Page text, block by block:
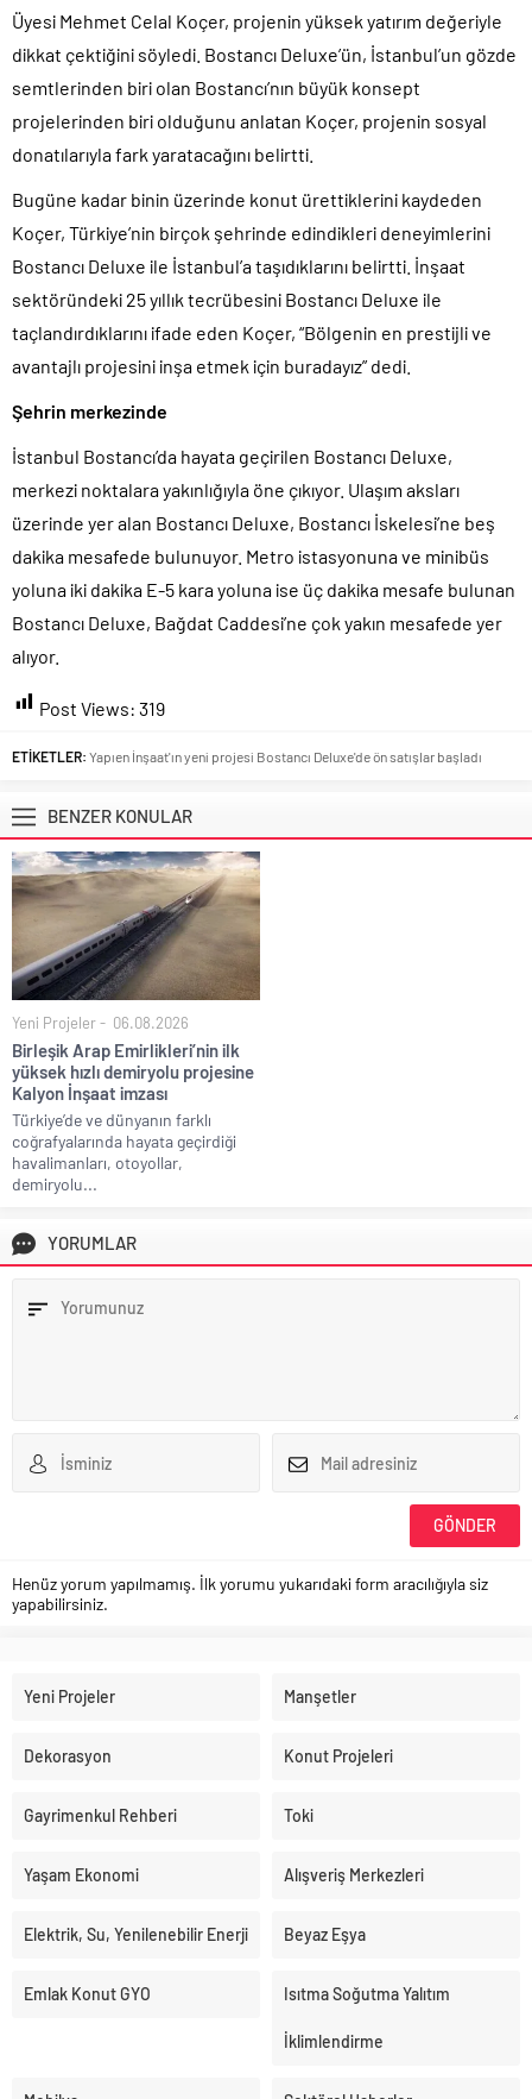
Üyesi Mehmet Celal Koçer, projenin yüksek yatırım değeriyle
dikkat çektiğini söyledi. Bostancı Deluxe’ün, İstanbul’un gözde
semtlerinden biri olan Bostancı’nın büyük konsept
projelerinden biri olduğunu anlatan Koçer, projenin sosyal
donatılarıyla fark yaratacağını belirtti.
Bugüne kadar binin üzerinde konut ürettiklerini kaydeden
Koçer, Türkiye’nin birçok şehrinde edindikleri deneyimlerini
Bostancı Deluxe ile İstanbul’a taşıdıklarını belirtti. İnşaat
sektöründeki 25 yıllık tecrübesini Bostancı Deluxe ile
taçlandırdıklarını ifade eden Koçer, “Bölgenin en prestijli ve
avantajlı projesini inşa etmek için buradayız” dedi.
Şehrin merkezinde
İstanbul Bostancı’da hayata geçirilen Bostancı Deluxe,
merkezi noktalara yakınlığıyla öne çıkıyor. Ulaşım aksları
üzerinde yer alan Bostancı Deluxe, Bostancı İskelesi’ne beş
dakika mesafede bulunuyor. Metro istasyonuna ve minibüs
yoluna iki dakika E-5 kara yoluna ise üç dakika mesafe bulunan
Bostancı Deluxe, Bağdat Caddesi’ne çok yakın mesafede yer
alıyor.
Post Views: 319
ETİKETLER: Yapıen İnşaat'ın yeni projesi Bostancı Deluxe'de ön satışlar başladı
BENZER KONULAR
Yeni Projeler 06.08.2026
Birleşik Arap Emirlikleri’nin ilk
yüksek hızlı demiryolu projesine
Kalyon İnşaat imzası
Türkiye’de ve dünyanın farklı
coğrafyalarında hayata geçirdiği
havalimanları, otoyollar,
demiryolu...
YORUMLAR
Henüz yorum yapılmamış. İlk yorumu yukarıdaki form aracılığıyla siz
yapabilirsiniz.
Yeni Projeler Manşetler
Dekorasyon Konut Projeleri
Gayrimenkul Rehberi Toki
Yaşam Ekonomi Alışveriş Merkezleri
Elektrik, Su, Yenilenebilir Enerji Beyaz Eşya
Emlak Konut GYO Isıtma Soğutma Yalıtım
İklimlendirme